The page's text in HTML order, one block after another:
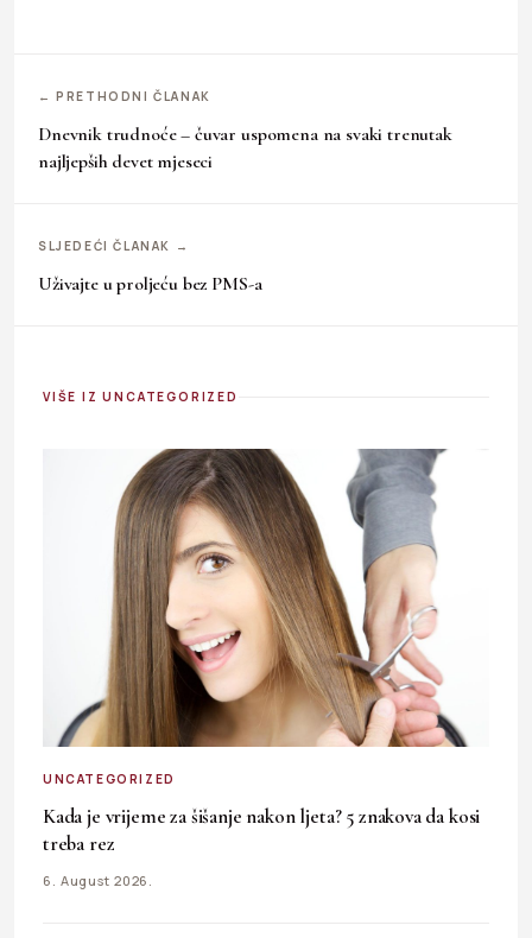
← PRETHODNI ČLANAK
Dnevnik trudnoće – čuvar uspomena na svaki trenutak
najljepših devet mjeseci
SLJEDEĆI ČLANAK →
Uživajte u proljeću bez PMS-a
VIŠE IZ UNCATEGORIZED
UNCATEGORIZED
Kada je vrijeme za šišanje nakon ljeta? 5 znakova da kosi
treba rez
6. August 2026.